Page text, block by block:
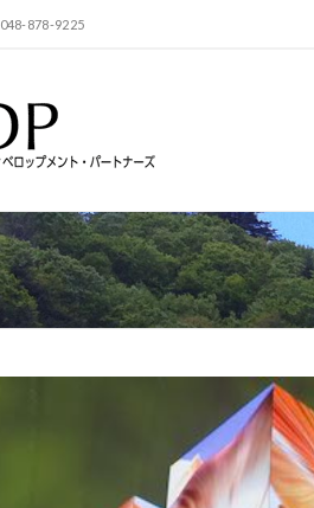
048-878-9225